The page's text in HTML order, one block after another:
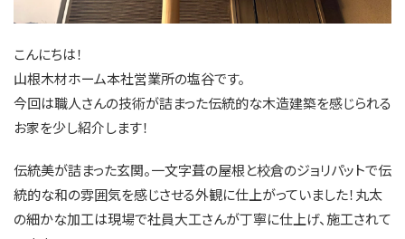
こんにちは！
山根木材ホーム本社営業所の塩谷です。
今回は職人さんの技術が詰まった伝統的な木造建築を感じられる
お家を少し紹介します！
伝統美が詰まった玄関。一文字葺の屋根と校倉のジョリパットで伝
統的な和の雰囲気を感じさせる外観に仕上がっていました！丸太
の細かな加工は現場で社員大工さんが丁寧に仕上げ、施工されて